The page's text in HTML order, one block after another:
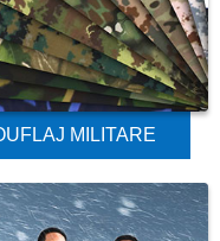
MILITARE